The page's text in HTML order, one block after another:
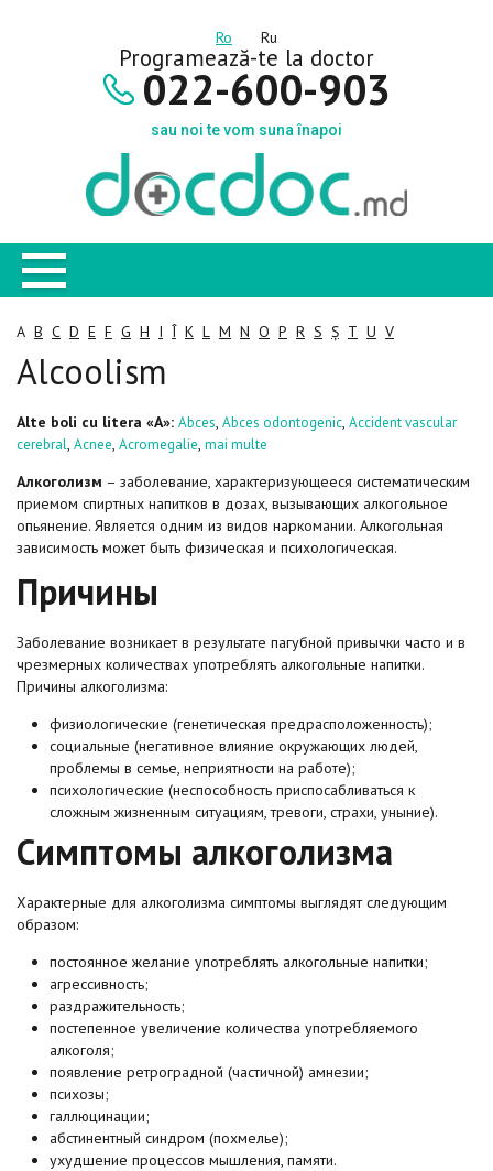
Ro Ru
Programează-te la doctor
022-600-903
sau noi te vom suna înapoi
A B C D E F G H I Î K L M N O P R S Ș T U V
Alcoolism
Alte boli cu litera «A»: Abces, Abces odontogenic, Accident vascular
cerebral, Acnee, Acromegalie, mai multe
Алкоголизм – заболевание, характеризующееся систематическим
приемом спиртных напитков в дозах, вызывающих алкогольное
опьянение. Является одним из видов наркомании. Алкогольная
зависимость может быть физическая и психологическая.
Причины
Заболевание возникает в результате пагубной привычки часто и в
чрезмерных количествах употреблять алкогольные напитки.
Причины алкоголизма:
физиологические (генетическая предрасположенность);
социальные (негативное влияние окружающих людей,
проблемы в семье, неприятности на работе);
психологические (неспособность приспосабливаться к
сложным жизненным ситуациям, тревоги, страхи, уныние).
Симптомы алкоголизма
Характерные для алкоголизма симптомы выглядят следующим
образом:
постоянное желание употреблять алкогольные напитки;
агрессивность;
раздражительность;
постепенное увеличение количества употребляемого
алкоголя;
появление ретроградной (частичной) амнезии;
психозы;
галлюцинации;
абстинентный синдром (похмелье);
ухудшение процессов мышления, памяти.